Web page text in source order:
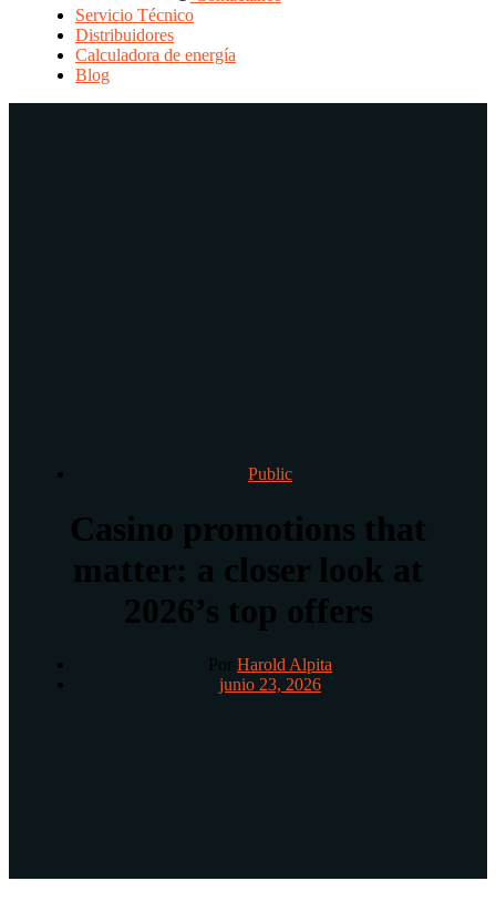
Servicio Técnico
Distribuidores
Calculadora de energía
Blog
Public
Casino promotions that
matter: a closer look at
2026’s top offers
Por Harold Alpita
junio 23, 2026